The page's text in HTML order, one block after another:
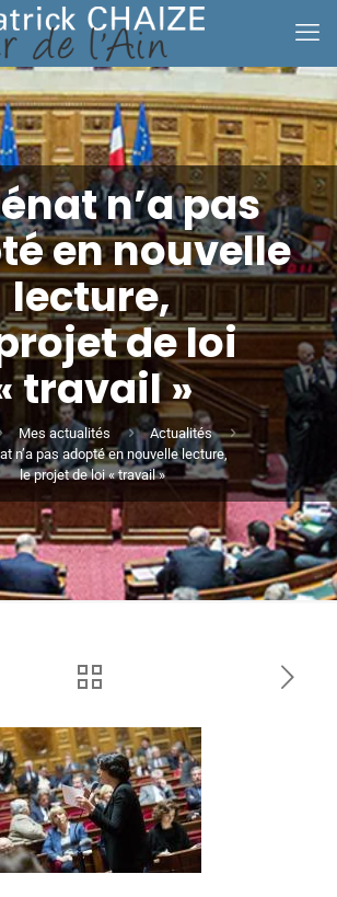
n’a pas
en nouvelle
lecture,
de loi
travail »
Mes actualités
Actualités
n’a pas adopté en nouvelle lecture,
le projet de loi « travail »